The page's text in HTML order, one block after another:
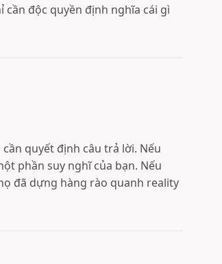
độc quyền định nghĩa cái gì
quyết định câu trả lời. Nếu
phần suy nghĩ của bạn. Nếu
đã dựng hàng rào quanh reality